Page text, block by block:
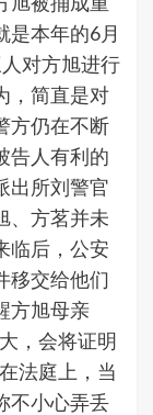
是本年的6月
对方旭进行
，简直是对
方仍在不断
告人有利的
出所刘警官
、方茗并未
临后，公安
移交给他们
方旭母亲
，会将证明
法庭上，当
不小心弄丢